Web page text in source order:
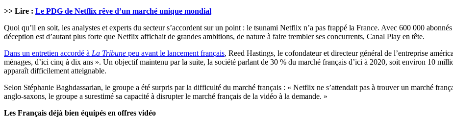
>> Lire : Le PDG de Netflix rêve d’un marché unique mondial
Quoi qu’il en soit, les analystes et experts du secteur s’accordent sur un point : le tsunami Netflix n’a pas frappé la France. Avec 600 000
déception est d’autant plus forte que Netflix affichait de grandes ambitions, de nature à faire trembler ses concurrents, Canal Play en tête.
Dans un entretien accordé à La Tribune peu avant le lancement français, Reed Hastings, le cofondateur et directeur général de l’entreprise
ménages, d’ici cinq à dix ans ». Un objectif maintenu par la suite, la société parlant de 30 % du marché français d’ici à 2020, soit environ 10
apparaît difficilement atteignable.
Selon Stéphanie Baghdassarian, le groupe a été surpris par la difficulté du marché français : « Netflix ne s’attendait pas à trouver un marché
anglo-saxons, le groupe a surestimé sa capacité à disrupter le marché français de la vidéo à la demande. »
Les Français déjà bien équipés en offres vidéo